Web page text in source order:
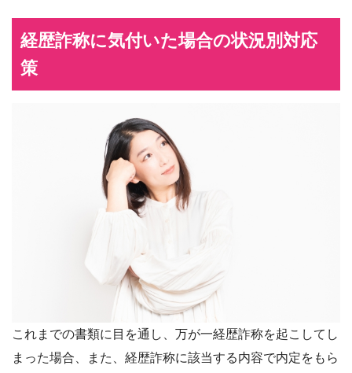
経歴詐称に気付いた場合の状況別対応
策
これまでの書類に目を通し、万が一経歴詐称を起こしてし
まった場合、また、経歴詐称に該当する内容で内定をもら